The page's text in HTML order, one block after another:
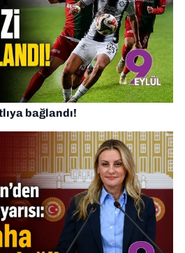
bağlandı!